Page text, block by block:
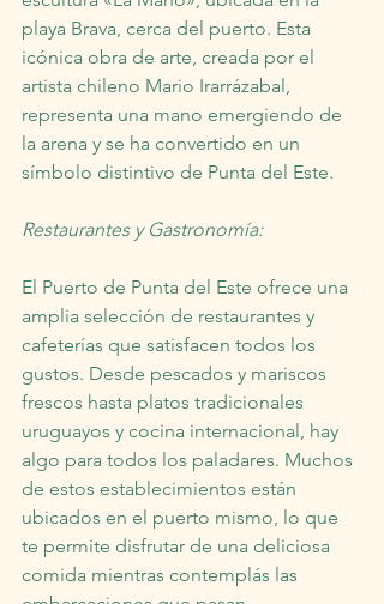
playa Brava, cerca del puerto. Esta
icónica obra de arte, creada por el
artista chileno Mario Irarrázabal,
representa una mano emergiendo de
la arena y se ha convertido en un
símbolo distintivo de Punta del Este.
Restaurantes y Gastronomía:
El Puerto de Punta del Este ofrece una
amplia selección de restaurantes y
cafeterías que satisfacen todos los
gustos. Desde pescados y mariscos
frescos hasta platos tradicionales
uruguayos y cocina internacional, hay
algo para todos los paladares. Muchos
de estos establecimientos están
ubicados en el puerto mismo, lo que
te permite disfrutar de una deliciosa
comida mientras contemplás las